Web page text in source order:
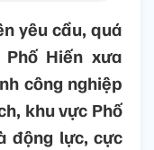
yêu cầu, quá
Hiến xưa
công nghiệp
khu vực Phố
động lực, cực